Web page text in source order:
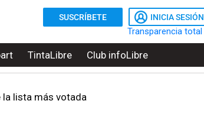
SUSCRÍBETE INICIA SESIÓN
Transparencia total
TintaLibre Club infoLibre
la lista más votada